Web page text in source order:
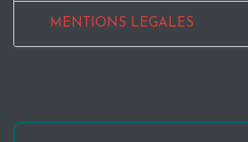
MENTIONS LEGALES